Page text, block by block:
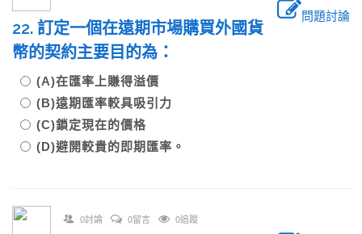
問題討論
22. 訂定一個在遠期市場購買外國貨
幣的契約主要目的為：
(A)在匯率上賺得溢價
(B)遠期匯率較具吸引力
(C)鎖定現在的價格
(D)避開較貴的即期匯率。
0討論 0留言 0追蹤